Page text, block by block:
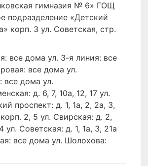
гимназия № 6» ГОЩ
подразделение «Детский
корп. 3 ул. Советская, стр.
все дома ул. 3-я линия: все
все дома ул.
все дома ул.
д. 6, 7, 10а, 12, 17 ул.
проспект: д. 1, 1а, 2, 2а, 3,
2, 5 ул. Свирская: д. 2,
ул. Советская: д. 1, 1а, 3, 21а
все дома ул. Шолохова: